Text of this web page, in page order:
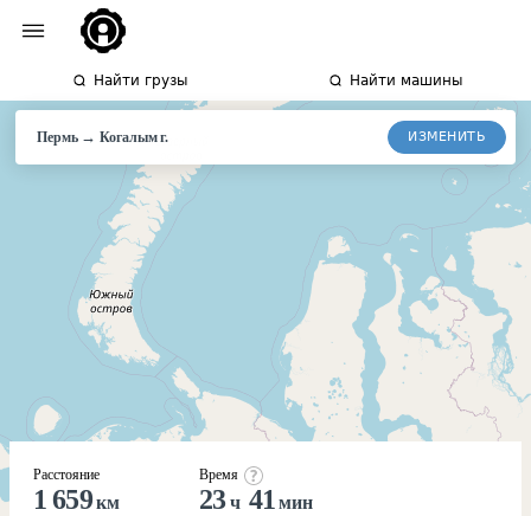
Найти грузы Найти машины
Пермь→Когалымг. ИЗМЕНИТЬ
Расстояние
1 659км
Время
23ч 41 мин